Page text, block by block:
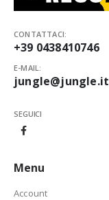
CONTATTACI:
+39 0438410746
E-MAIL:
jungle@jungle.it
SEGUICI
Menu
Account